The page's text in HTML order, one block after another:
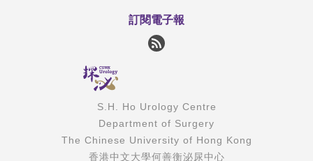
訂閱電子報
S.H. Ho Urology Centre
Department of Surgery
The Chinese University of Hong Kong
香港中文大學何善衡泌尿中心